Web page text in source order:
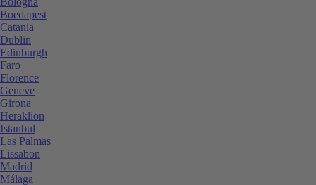
Boedapest
Catania
Dublin
Edinburgh
Faro
Florence
Geneve
Girona
Heraklion
Istanbul
Las Palmas
Lissabon
Madrid
Málaga